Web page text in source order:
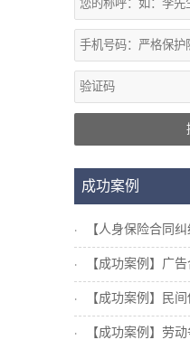
成功案例
【人身保险合同纠
【成功案例】广
【成功案例】民
【成功案例】劳